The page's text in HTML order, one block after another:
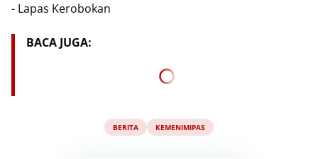
- Lapas Kerobokan
BACA JUGA:
BERITA KEMENIMIPAS